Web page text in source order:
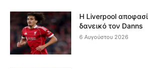
Η Liverpool
δανεικό τον Danns
6 Αυγούστου 2026